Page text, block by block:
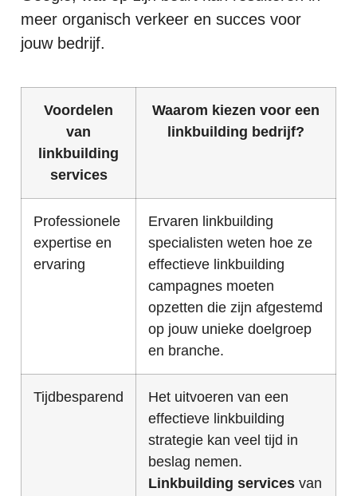
meer organisch verkeer en succes voor
jouw bedrijf.
Voordelen
van
linkbuilding
services
Waarom kiezen voor een
linkbuilding bedrijf?
Professionele
expertise en
ervaring
Ervaren linkbuilding
specialisten weten hoe ze
effectieve linkbuilding
campagnes moeten
opzetten die zijn afgestemd
op jouw unieke doelgroep
en branche.
Tijdbesparend
Het uitvoeren van een
effectieve linkbuilding
strategie kan veel tijd in
beslag nemen.
Linkbuilding services van